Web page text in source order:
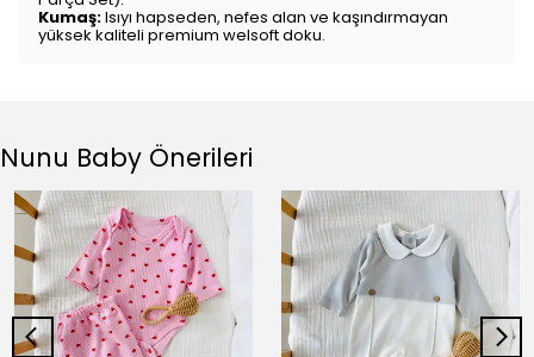
Kumaş:Isıyı hapseden, nefes alan ve kaşındırmayan
yüksek kaliteli premium welsoft doku.
Nunu Baby Önerileri